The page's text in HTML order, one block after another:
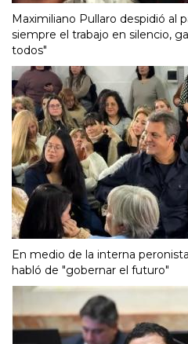
Maximiliano Pullaro despidió al
siempre el trabajo en silencio,
todos"
En medio de la interna
habló de "gobernar el futuro"